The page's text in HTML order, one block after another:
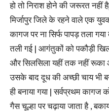
हो तो निराश होने की जरूरत
मिर्जापुर जिले के रहने वाले एक
कागज पर ना सिर्फ पापड़ तला
तली गई | आगंतुकों को पकौड़ी
और सिलसिला यहीं तक नहीं रूका
उसके बाद दूध की अच्छी चाय भी
ही बनाया गया | सर्वप्रथम
गैस चूल्हा पर चढ़ाया जाता है ,